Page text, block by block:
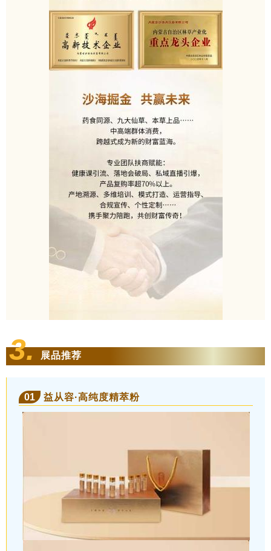
3. 展品推荐
01 益从容·高纯度精萃粉